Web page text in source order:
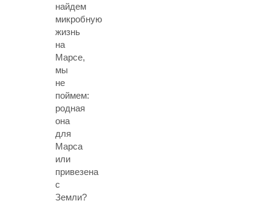
найдем
микробную
жизнь
на
Марсе,
мы
не
поймем:
родная
она
для
Марса
или
привезена
с
Земли?